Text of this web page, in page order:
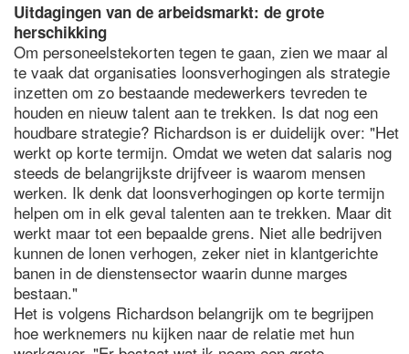
Uitdagingen van de arbeidsmarkt: de grote
herschikking
Om personeelstekorten tegen te gaan, zien we maar al
te vaak dat organisaties loonsverhogingen als strategie
inzetten om zo bestaande medewerkers tevreden te
houden en nieuw talent aan te trekken. Is dat nog een
houdbare strategie? Richardson is er duidelijk over: "Het
werkt op korte termijn. Omdat we weten dat salaris nog
steeds de belangrijkste drijfveer is waarom mensen
werken. Ik denk dat loonsverhogingen op korte termijn
helpen om in elk geval talenten aan te trekken. Maar dit
werkt maar tot een bepaalde grens. Niet alle bedrijven
kunnen de lonen verhogen, zeker niet in klantgerichte
banen in de dienstensector waarin dunne marges
bestaan."
Het is volgens Richardson belangrijk om te begrijpen
hoe werknemers nu kijken naar de relatie met hun